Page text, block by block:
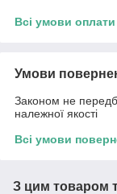
Всі умови оплати
Умови
Законом не
належної якості
Всі умови
З цим товаром